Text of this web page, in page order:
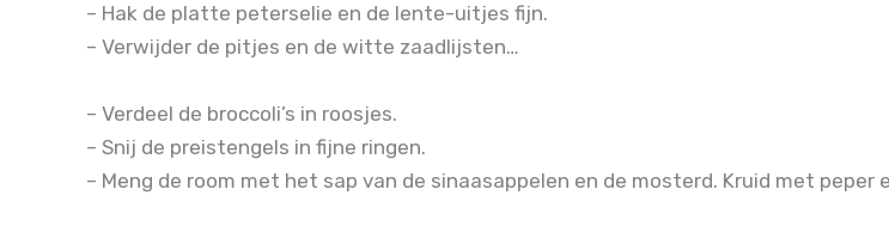
– Hak de platte peterselie en de lente-uitjes fijn.
– Verwijder de pitjes en de witte zaadlijsten…
– Verdeel de broccoli’s in roosjes.
– Snij de preistengels in fijne ringen.
– Meng de room met het sap van de sinaasappelen en de mosterd. Kruid met peper